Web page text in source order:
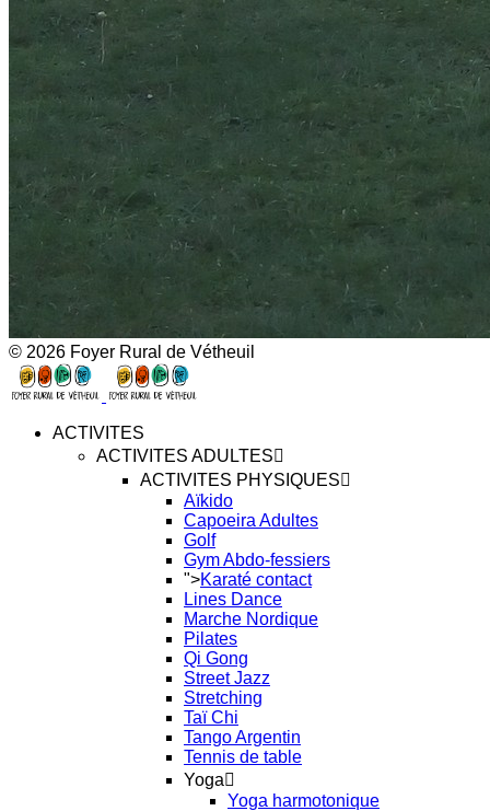
© 2026 Foyer Rural de Vétheuil
ACTIVITES
ACTIVITES ADULTES
ACTIVITES PHYSIQUES
Aïkido
Capoeira Adultes
Golf
Gym Abdo-fessiers
">Karaté contact
Lines Dance
Marche Nordique
Pilates
Qi Gong
Street Jazz
Stretching
Taï Chi
Tango Argentin
Tennis de table
Yoga
Yoga harmotonique